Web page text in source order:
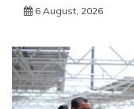
6 August, 2026